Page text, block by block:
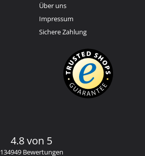
Über uns
Impressum
Sichere Zahlung
4.8 von 5
134949 Bewertungen